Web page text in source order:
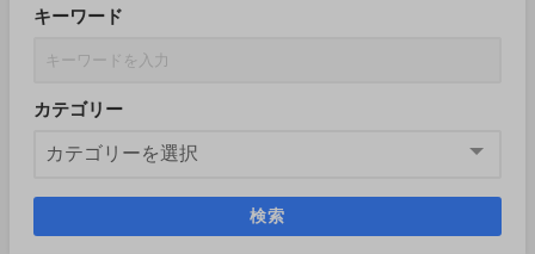
キーワード
カテゴリー
検索